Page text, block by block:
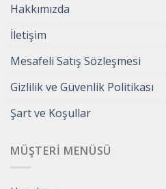
Hakkımızda
İletişim
Mesafeli Satış Sözleşmesi
Gizlilik ve Güvenlik Politikası
Şart ve Koşullar
MÜŞTERI MENÜSÜ